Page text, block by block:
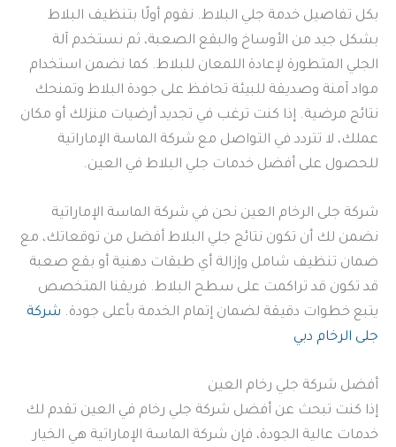
بكل تفاصيل خدمة جلي البلاط. نقوم أولًا بتنظيف البلاط
بشكل جيد من الأوساخ والبقع الصعبة، ثم نستخدم آلة
الجلي المتطورة لإعادة اللمعان للبلاط. كما نضمن استخدام
مواد آمنة وصديقة للبيئة تحافظ على جودة البلاط وتمنحك
نتائج مرضية. إذا كنت ترغب في تجديد أرضيات منزلك أو مكان
عملك، لا تتردد في التواصل مع شركة الماسة الإماراتية
للحصول على أفضل خدمات جلي البلاط في العين.
شركة جلى الرخام العين نحن في شركة الماسة الإماراتية
نضمن لك أن تكون نتائج جلي البلاط أفضل من توقعاتك، مع
ضمان تنظيف شامل وإزالة أي طبقات دهنية أو بقع صعبة
قد تكون قد تراكمت على سطح البلاط. فريقنا المتخصص
يتبع خطوات دقيقة لضمان إتمام الخدمة بأعلى جودة. شركة
جلى الرخام دبي
أفضل شركة جلي رخام العين
إذا كنت تبحث عن أفضل شركة جلي رخام في العين تقدم لك
خدمات عالية الجودة، فإن شركة الماسة الإماراتية هي الخيار